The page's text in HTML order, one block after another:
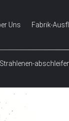
Uns Fabrik-
Strahlenen-